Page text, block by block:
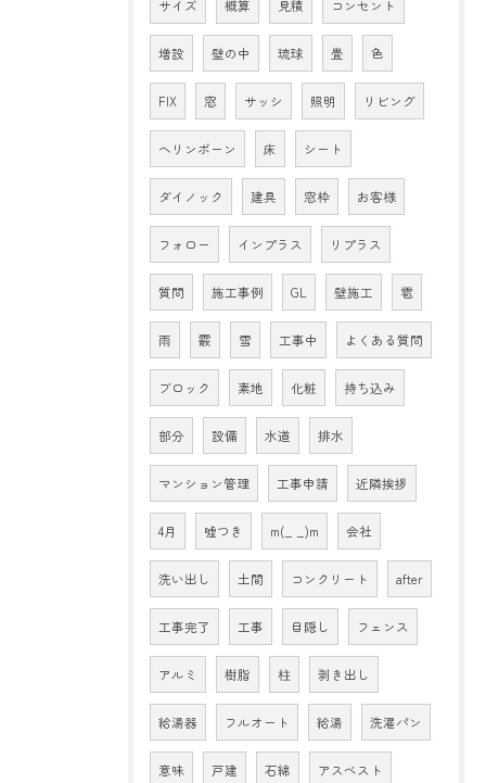
サイズ 概算 見積 コンセント
増設 壁の中 琉球 畳 色
FIX 窓 サッシ 照明 リビング
ヘリンボーン 床 シート
ダイノック 建具 窓枠 お客様
フォロー インプラス リプラス
質問 施工事例 GL 壁施工 雹
雨 霰 雪 工事中 よくある質問
ブロック 素地 化粧 持ち込み
部分 設備 水道 排水
マンション管理 工事申請 近隣挨拶
4月 嘘つき m(_ _)m 会社
洗い出し 土間 コンクリート after
工事完了 工事 目隠し フェンス
アルミ 樹脂 柱 剥き出し
給湯器 フルオート 給湯 洗濯パン
意味 戸建 石綿 アスベスト